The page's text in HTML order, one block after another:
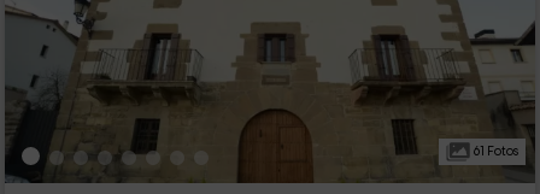
61 Fotos